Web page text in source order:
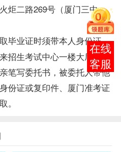
炬二路269号（厦门三中
毕业证时须带本人身份证、
来招生考试中心一楼大厅领取
笔写委托书，被委托人带他
份证或复印件、厦门准考证
。
报考
咨询